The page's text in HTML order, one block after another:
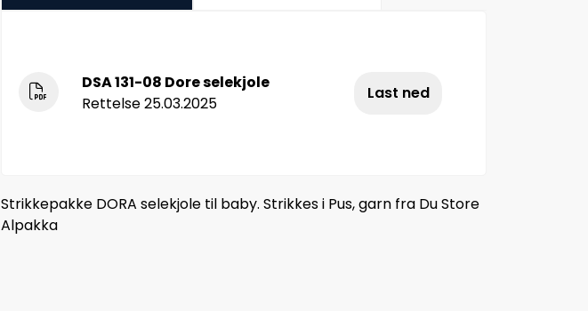
DSA 131-08 Dore selekjole
Rettelse 25.03.2025
Last ned
Strikkepakke DORA selekjole til baby. Strikkes i Pus, garn fra Du Store
Alpakka